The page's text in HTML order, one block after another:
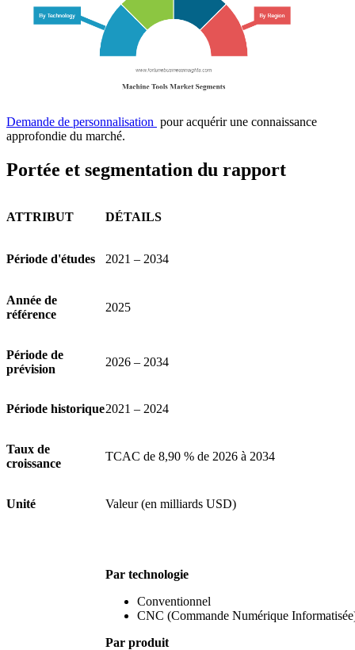
Demande de personnalisation pour acquérir une connaissance
approfondie du marché.
Portée et segmentation du rapport
ATTRIBUT DÉTAILS
Période d'études 2021 – 2034
Année de
référence
2025
Période de
prévision
2026 – 2034
Période historique2021 – 2024
Taux de
croissance
TCAC de 8,90 % de 2026 à 2034
Unité Valeur (en milliards USD)
Par technologie
Conventionnel
CNC (Commande Numérique
Par produit